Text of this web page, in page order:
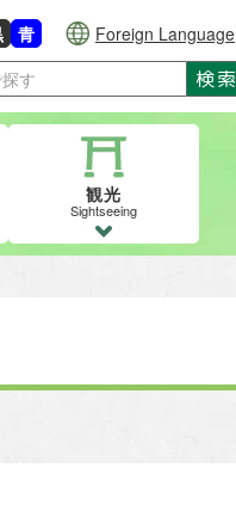
更：白
色の変更：黒
青
背景色の変更：青
Foreign Language
検索
観光
Sightseeing